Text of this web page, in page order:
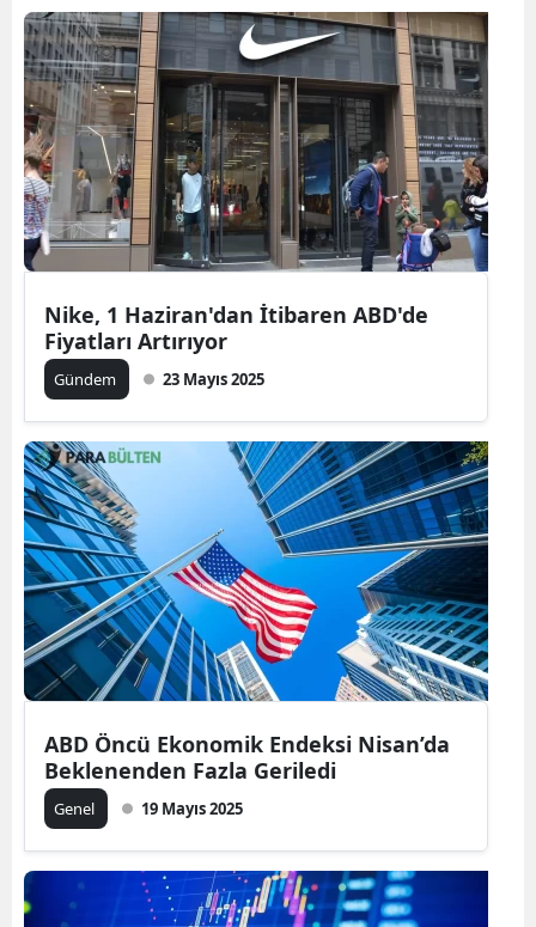
Nike, 1 Haziran'dan İtibaren ABD'de
Fiyatları Artırıyor
Gündem 23 Mayıs 2025
ABD Öncü Ekonomik Endeksi Nisan’da
Beklenenden Fazla Geriledi
Genel 19 Mayıs 2025